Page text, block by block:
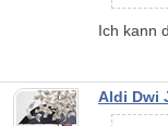
Ich kann
Aldi Dwi